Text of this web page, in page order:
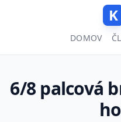
K
DOMOV
6/8 palcová